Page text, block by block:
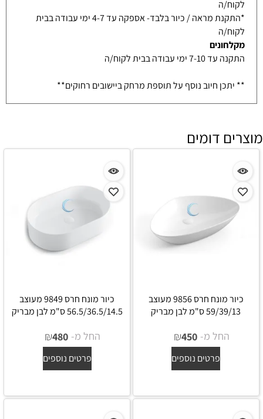
לקוח/ה
*התקנת מראה / כיור בלבד- אספקה עד 4-7 ימי עבודה בבית
לקוח/ה
מקלחונים
התקנה עד 7-10 ימי עבודה בבית לקוח/ה
** יתכן חיוב נוסף על תוספת מרחק ביישובים רחוקים**
מוצרים דומים
כיור מונח חרס 9856 מעוצב
59/39/13 ס"מ לבן מבריק
החל מ- ₪450
פרטים נוספים
כיור מונח חרס 9849 מעוצב
56.5/36.5/14.5 ס"מ לבן מבריק
החל מ- ₪480
פרטים נוספים